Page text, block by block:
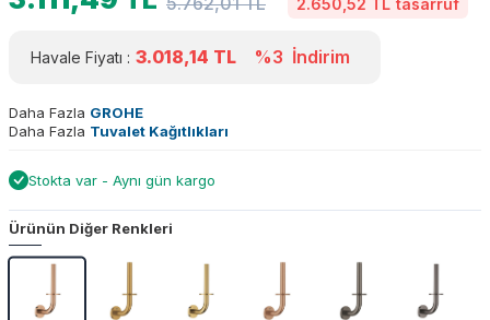
Havale Fiyatı : 3.018,14 TL %3 İndirim
Daha Fazla GROHE
Daha Fazla Tuvalet Kağıtlıkları
Stokta var - Aynı gün kargo
Ürünün Diğer Renkleri